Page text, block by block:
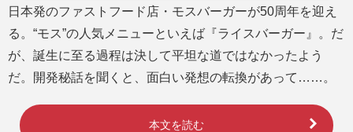
日本発のファストフード店・モスバーガーが50周年を迎え
る。“モス”の人気メニューといえば『ライスバーガー』。だ
が、誕生に至る過程は決して平坦な道ではなかったよう
だ。開発秘話を聞くと、面白い発想の転換があって……。
本文を読む